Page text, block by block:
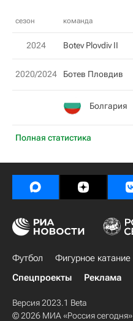
сезон команда
Полная статистика
2024 Botev Plovdiv II
2020/2024 Ботев Пловдив
Болгария
Футбол Фигурное катание
Спецпроекты
Реклама
Версия 2023.1 Beta
© 2026 МИА «Россия сегодня»